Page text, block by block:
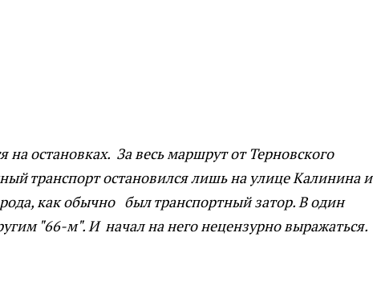
остановках. За весь маршрут от Терновского
транспорт остановился лишь на улице Калинина и
как обычно был транспортный затор. В один
"66-м". И начал на него нецензурно выражаться.